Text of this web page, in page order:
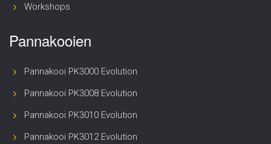
Workshops
Pannakooien
Pannakooi PK3000 Evolution
Pannakooi PK3008 Evolution
Pannakooi PK3010 Evolution
Pannakooi PK3012 Evolution